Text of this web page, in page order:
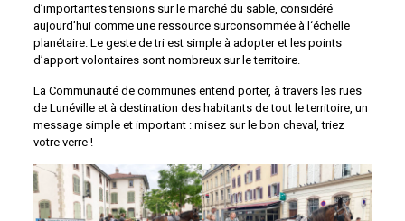
d’importantes tensions sur le marché du sable, considéré
aujourd’hui comme une ressource surconsommée à l‘échelle
planétaire. Le geste de tri est simple à adopter et les points
d’apport volontaires sont nombreux sur le territoire.
La Communauté de communes entend porter, à travers les rues
de Lunéville et à destination des habitants de tout le territoire, un
message simple et important : misez sur le bon cheval, triez
votre verre !